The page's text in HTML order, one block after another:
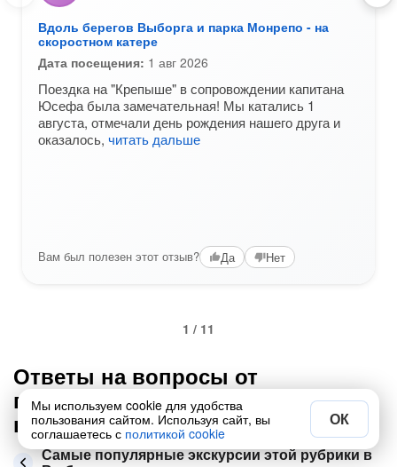
Вдоль берегов Выборга и парка Монрепо - на
скоростном катере
Дата посещения: 1 авг 2026
Поездка на "Крепыше" в сопровождении капитана
Юсефа была замечательная! Мы катались 1
августа, отмечали день рождения нашего друга и
оказалось, читать дальше
Вам был полезен этот отзыв? Да Нет
1 / 11
Ответы на вопросы от
путешественников по Выборгу в
категории «Для школьников»
Самые популярные экскурсии этой рубрики в
Мы используем cookie для удобства
пользования сайтом. Используя сайт, вы
соглашаетесь с политикой cookie
ОК